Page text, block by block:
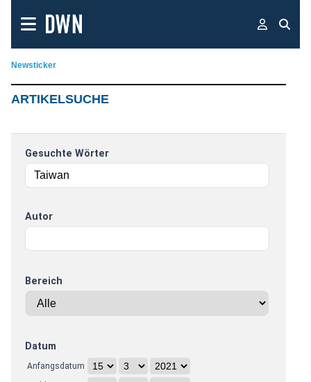
Newsticker
ARTIKELSUCHE
Gesuchte Wörter
Autor
Bereich
Datum
Anfangsdatum